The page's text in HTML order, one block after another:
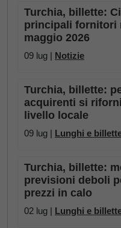
Turchia, billette:
principali fornitori
maggio 2026
09 lug | Notizie
Turchia, billette:
acquirenti si
livello locale
09 lug | Lunghi e
Turchia, billette:
previsioni deboli
prezzi in calo
02 lug | Lunghi e